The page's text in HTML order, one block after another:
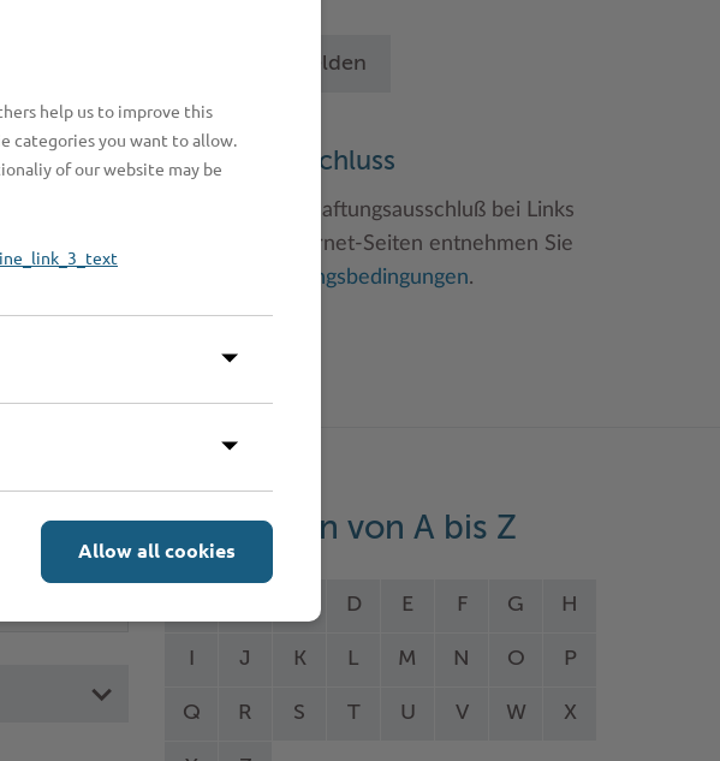
Betrieb anmelden
Haftungsauschluss
Hinweise zum Haftungsausschluß bei Links
zu anderen Internet-Seiten entnehmen Sie
Nutzungsbedingungen.
Leistungen von A bis Z
D E F G H
J K L M N O P
Q R S T U V W X
help us to improve this
categories you want to allow.
of our website may be
Allow all cookies